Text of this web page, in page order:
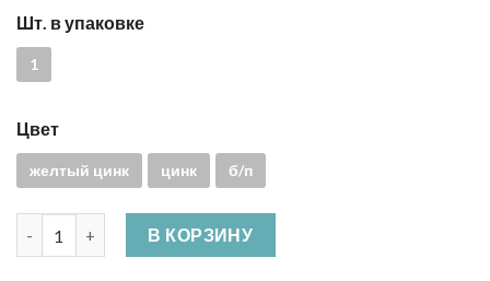
Шт. в упаковке
1
Цвет
желтый цинк цинк б/п
Количество Петля накладная ПН5
В КОРЗИНУ